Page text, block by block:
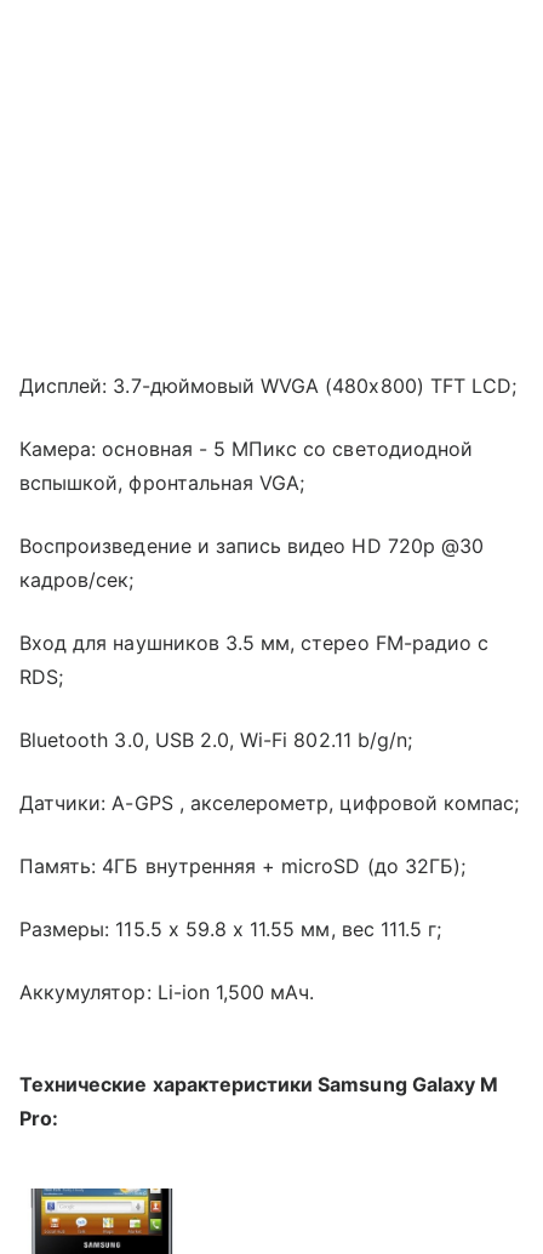
Дисплей: 3.7-дюймовый WVGA (480x800) TFT LCD;
Камера: основная - 5 MПикс со светодиодной
вспышкой, фронтальная VGA;
Воспроизведение и запись видео HD 720p @30
кадров/сек;
Вход для наушников 3.5 мм, стерео FM-радио с
RDS;
Bluetooth 3.0, USB 2.0, Wi-Fi 802.11 b/g/n;
Датчики: A-GPS , акселерометр, цифровой компас;
Память: 4ГБ внутренняя + microSD (до 32ГБ);
Размеры: 115.5 x 59.8 x 11.55 мм, вес 111.5 г;
Аккумулятор: Li-ion 1,500 мАч.
Технические характеристики Samsung Galaxy M
Pro: